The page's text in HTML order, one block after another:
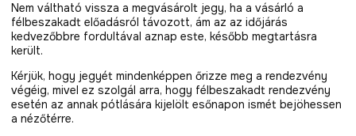
Nem váltható vissza a megvásárolt jegy, ha a vásárló a
félbeszakadt előadásról távozott, ám az az időjárás
kedvezőbbre fordultával aznap este, később megtartásra
került.
Kérjük, hogy jegyét mindenképpen őrizze meg a rendezvény
végéig, mivel ez szolgál arra, hogy félbeszakadt rendezvény
esetén az annak pótlására kijelölt esőnapon ismét bejöhessen
a nézőtérre.